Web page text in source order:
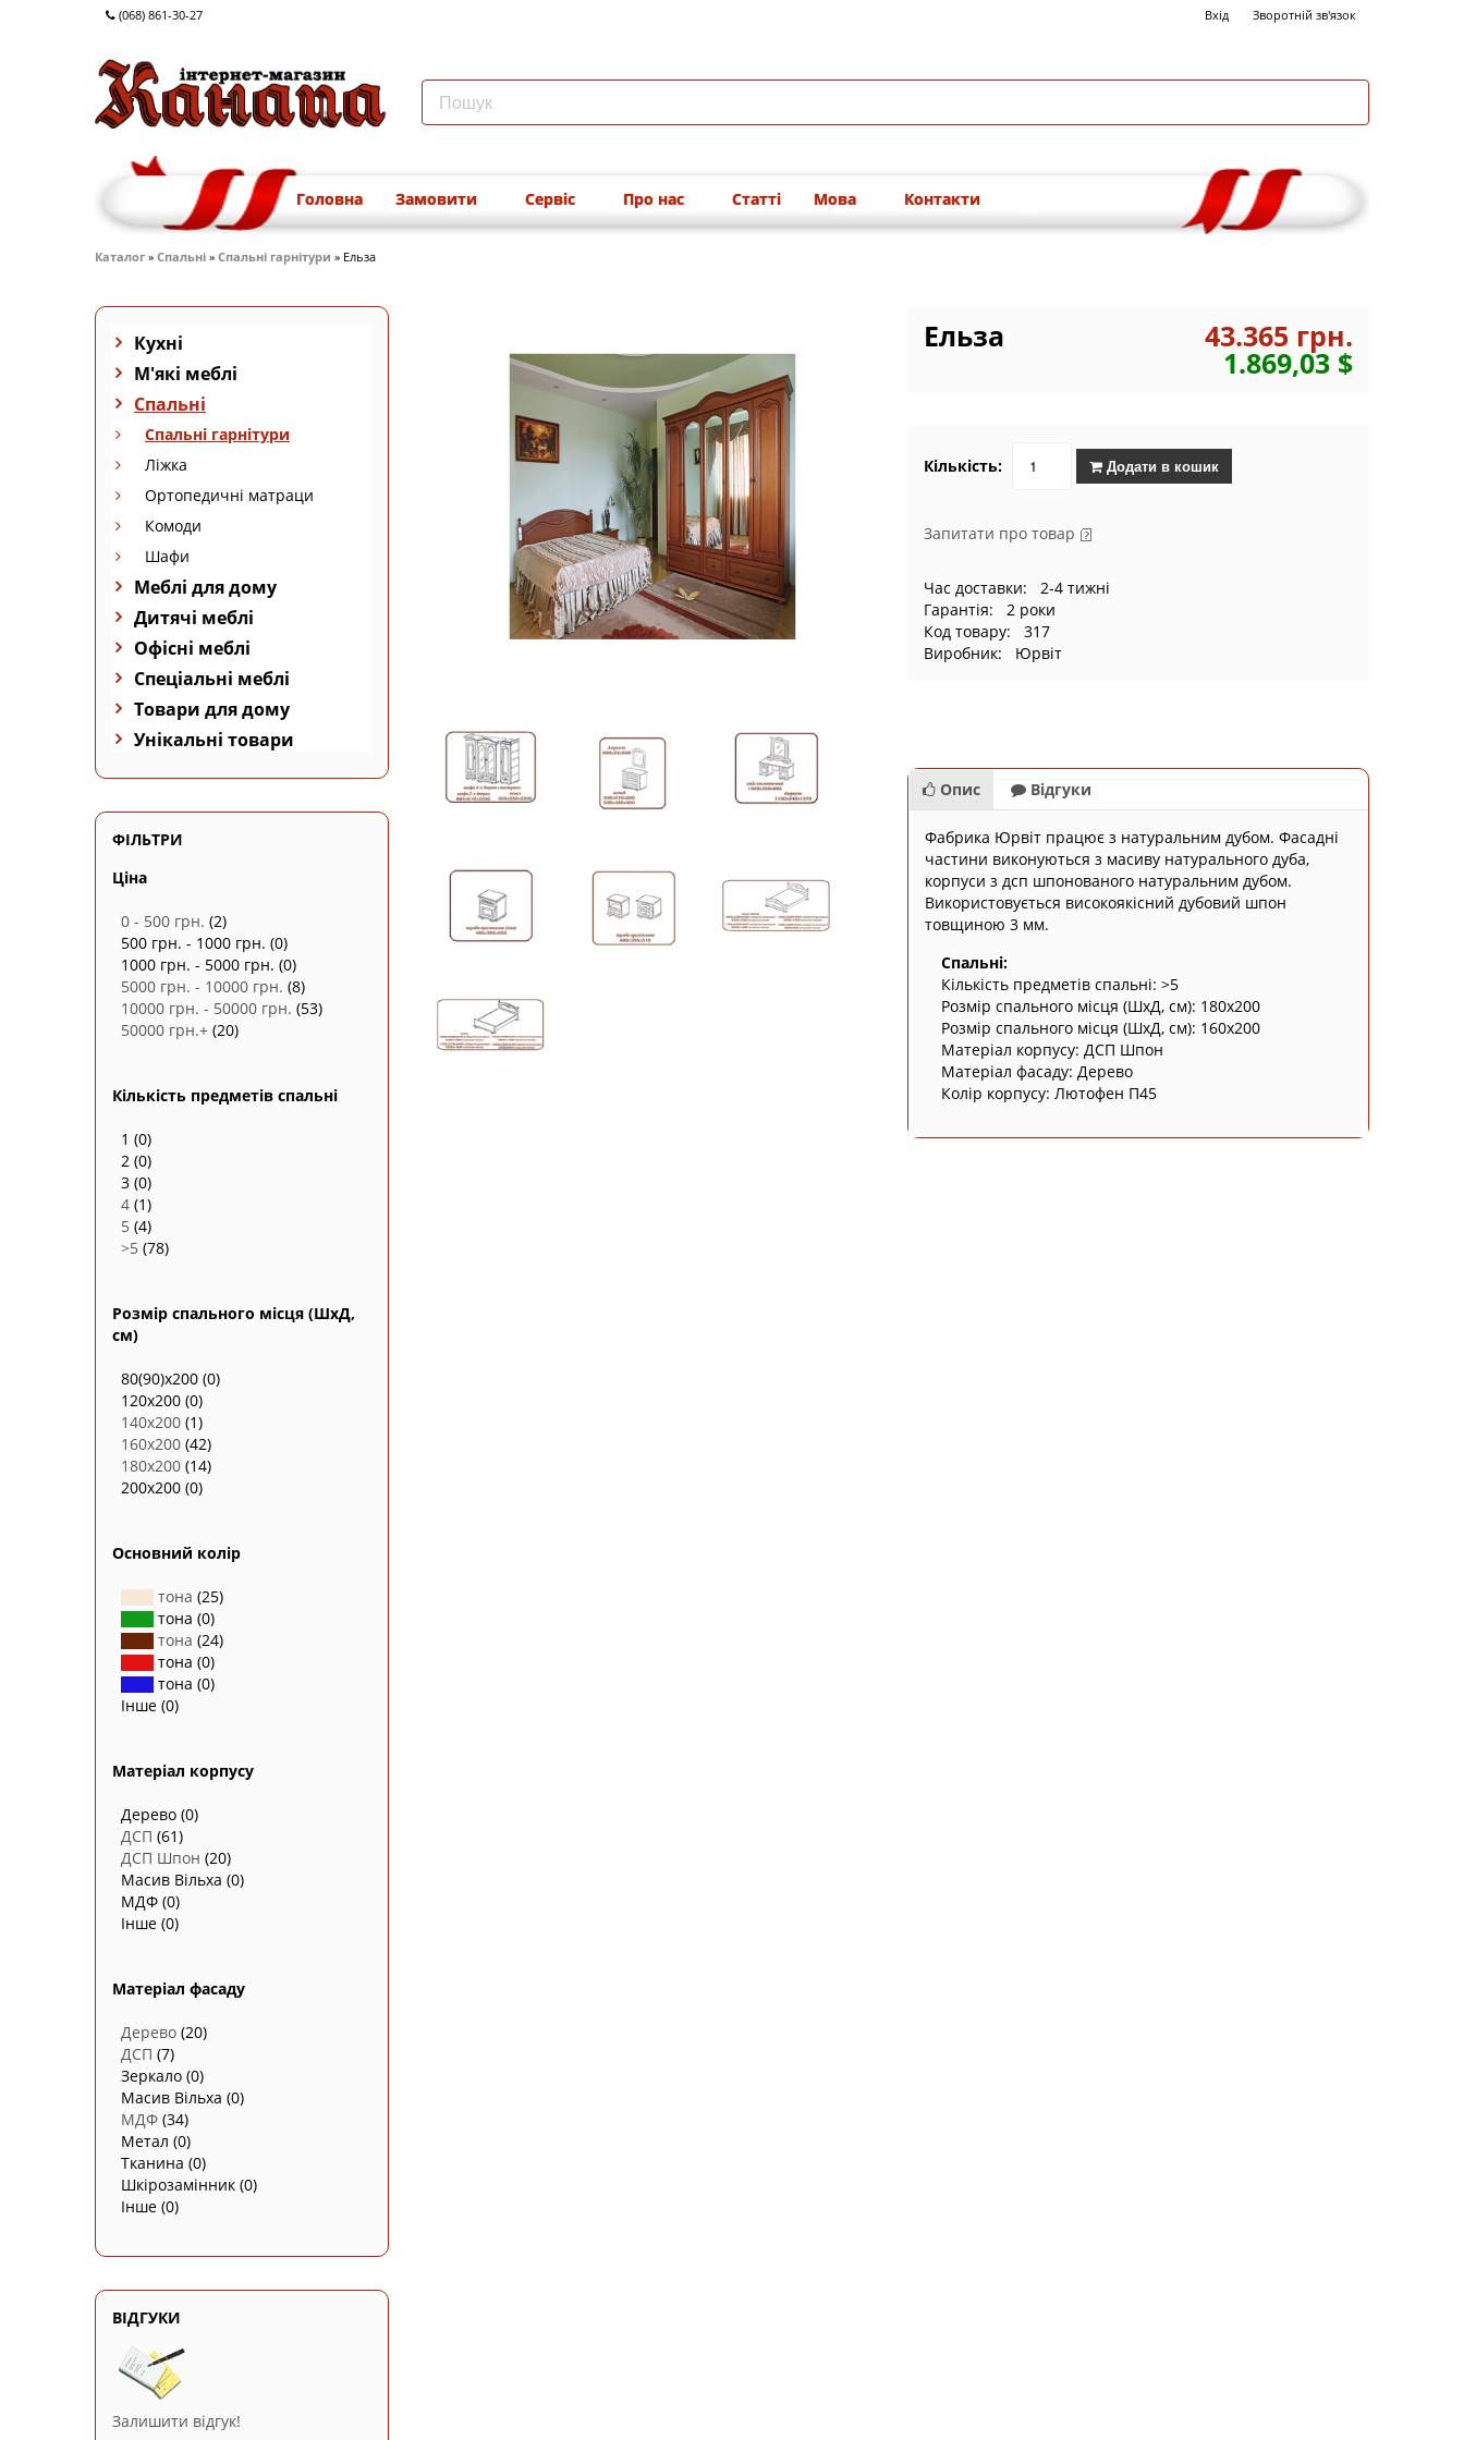
(068) 861-30-27 Вхід Зворотній зв'язок
Головна Замовити Сервіс Про нас Статті Мова Контакти
Каталог » Спальні » Спальні гарнітури » Ельза
Кухні
М'які меблі
Спальні
Спальні гарнітури
Ліжка
Ортопедичні матраци
Комоди
Шафи
Меблі для дому
Дитячі меблі
Офісні меблі
Спеціальні меблі
Товари для дому
Унікальні товари
ФІЛЬТРИ
Ціна
0 - 500 грн. (2)
500 грн. - 1000 грн. (0)
1000 грн. - 5000 грн. (0)
5000 грн. - 10000 грн. (8)
10000 грн. - 50000 грн. (53)
50000 грн.+ (20)
Кількість предметів спальні
1 (0)
2 (0)
3 (0)
4 (1)
5 (4)
>5 (78)
Розмір спального місця (ШxД,
см)
80(90)х200 (0)
120x200 (0)
140х200 (1)
160х200 (42)
180х200 (14)
200х200 (0)
Основний колір
тона (25)
тона (0)
тона (24)
тона (0)
тона (0)
Інше (0)
Матеріал корпусу
Дерево (0)
ДСП (61)
ДСП Шпон (20)
Масив Вільха (0)
МДФ (0)
Інше (0)
Матеріал фасаду
Дерево (20)
ДСП (7)
Зеркало (0)
Масив Вільха (0)
МДФ (34)
Метал (0)
Тканина (0)
Шкірозамінник (0)
Інше (0)
ВІДГУКИ
Залишити відгук!
Ельза 43.365 грн.
1.869,03 $
Кількість: Додати в кошик
Запитати про товар
Час доставки: 2-4 тижні
Гарантія: 2 роки
Код товару: 317
Виробник: Юрвіт
Опис Відгуки
Фабрика Юрвіт працює з натуральним дубом. Фасадні
частини виконуються з масиву натурального дуба,
корпуси з дсп шпонованого натуральним дубом.
Використовується високоякісний дубовий шпон
товщиною 3 мм.
Спальні:
Кількість предметів спальні: >5
Розмір спального місця (ШxД, см): 180х200
Розмір спального місця (ШxД, см): 160х200
Матеріал корпусу: ДСП Шпон
Матеріал фасаду: Дерево
Колір корпусу: Лютофен П45